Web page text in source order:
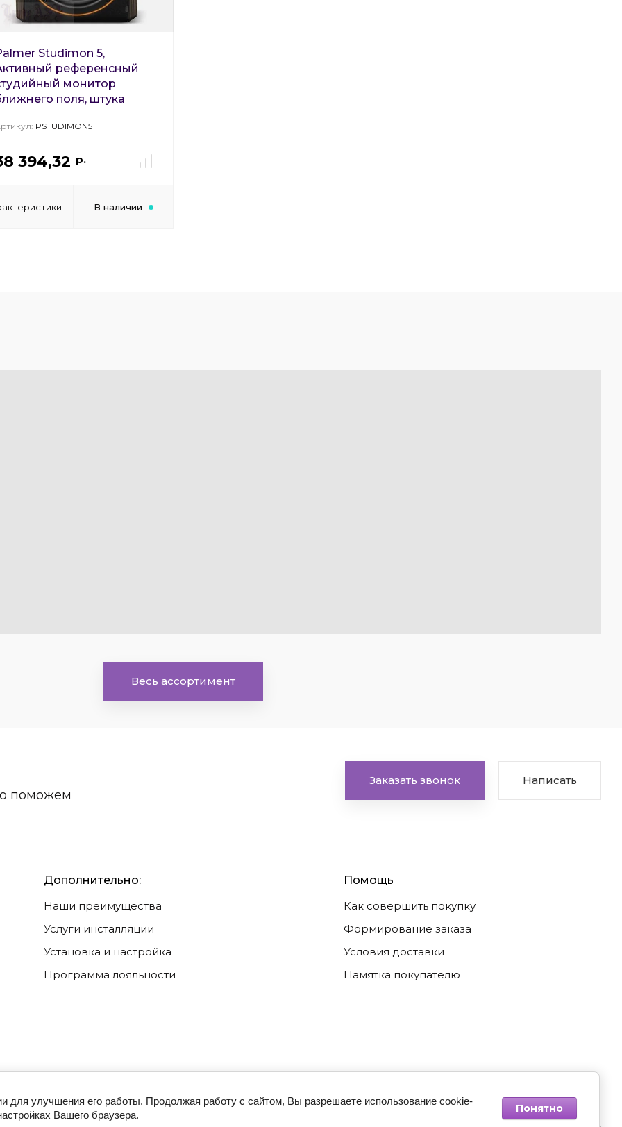
Studimon 5,
референсный
монитор
поля, штука
PSTUDIMON5
394,32 р.
В наличии
Весь ассортимент
поможем
Заказать звонок Написать
Дополнительно:
Наши преимущества
Услуги инсталляции
Установка и настройка
Программа лояльности
Помощь
Как совершить покупку
Формирование заказа
Условия доставки
Памятка покупателю
для улучшения его работы. Продолжая работу с сайтом, Вы разрешаете использование cookie-
Вашего браузера.
Понятно